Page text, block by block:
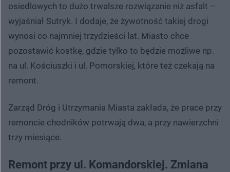
osiedlowych to dużo trwalsze rozwiązanie niż asfalt –
wyjaśniał Sutryk. I dodaje, że żywotność takiej drogi
wynosi co najmniej trzydzieści lat. Miasto chce
pozostawić kostkę, gdzie tylko to będzie możliwe np.
na ul. Kościuszki i ul. Pomorskiej, które też czekają na
remont.
Zarząd Dróg i Utrzymania Miasta zakłada, że prace przy
remoncie chodników potrwają dwa, a przy nawierzchni
trzy miesiące.
Remont przy ul. Komandorskiej. Zmiana